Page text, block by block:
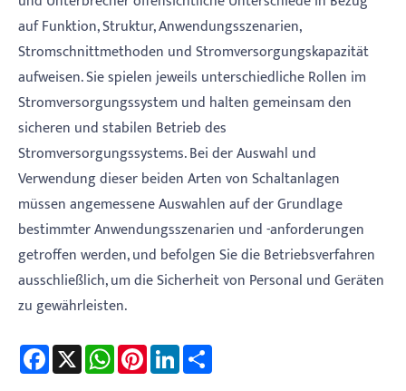
auf Funktion, Struktur, Anwendungsszenarien,
Stromschnittmethoden und Stromversorgungskapazität
aufweisen. Sie spielen jeweils unterschiedliche Rollen im
Stromversorgungssystem und halten gemeinsam den
sicheren und stabilen Betrieb des
Stromversorgungssystems. Bei der Auswahl und
Verwendung dieser beiden Arten von Schaltanlagen
müssen angemessene Auswahlen auf der Grundlage
bestimmter Anwendungsszenarien und -anforderungen
getroffen werden, und befolgen Sie die Betriebsverfahren
ausschließlich, um die Sicherheit von Personal und Geräten
zu gewährleisten.
Facebook WhatsAppPinterestLinkedIn